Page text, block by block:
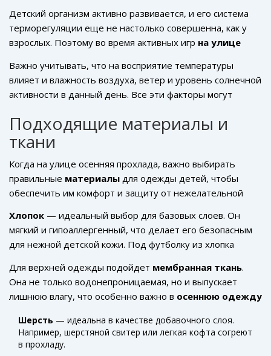
могут вполне удобно чувствовать себя в легкой одежде,
в то время как другим будет немного прохладно.
Детский организм активно развивается, и его система
терморегуляции еще не настолько совершенна, как у
взрослых. Поэтому во время активных игр на улице
им стало жарко. Однако, когда они остановятся
отдохнуть, быстро могут почувствовать холод.
Важно учитывать, что на восприятие температуры
влияет и влажность воздуха, ветер и уровень солнечной
активности в данный день. Все эти факторы могут
Если дует ветер — добавьте к комплекту одежды
ветровку. Если день солнечный, можно обойтись более
легким верхним слоем.
Подходящие материалы и
ткани
Когда на улице осенняя прохлада, важно выбирать
правильные материалы для одежды детей, чтобы
обеспечить им комфорт и защиту от нежелательной
использование натуральных тканей, так как они хорошо
дышат и помогают поддерживать температуру тела.
Хлопок — идеальный выбор для базовых слоев. Он
мягкий и гипоаллергенный, что делает его безопасным
для нежной детской кожи. Под футболку из хлопка
прекрасно сохраняет тепло, даже если ребенок потеет
во время активных игр.
Для верхней одежды подойдет мембранная ткань.
Она не только водонепроницаемая, но и выпускает
лишнюю влагу, что особенно важно в осеннюю одежду
куртки и полукомбинезоны из такой ткани помогут
ребенку оставаться сухим и активным.
Шерсть — идеальна в качестве добавочного слоя.
Например, шерстяной свитер или легкая кофта согреют
в прохладу.